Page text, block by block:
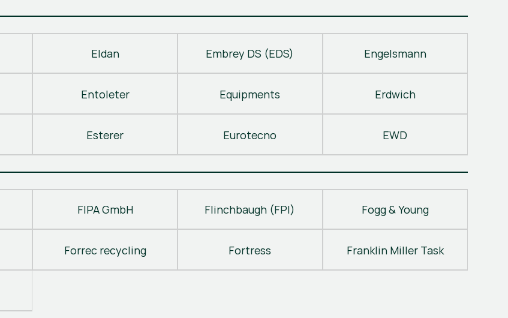
Eldan Embrey DS (EDS) Engelsmann
Entoleter Equipments Erdwich
Esterer Eurotecno EWD
FIPA GmbH Flinchbaugh (FPI) Fogg & Young
Forrec recycling Fortress Franklin Miller Task